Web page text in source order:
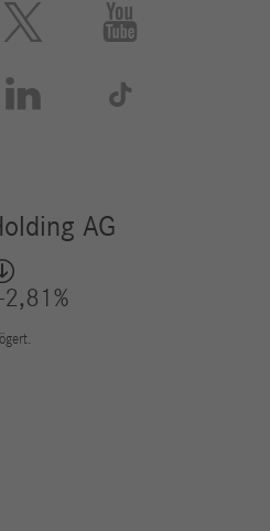


 